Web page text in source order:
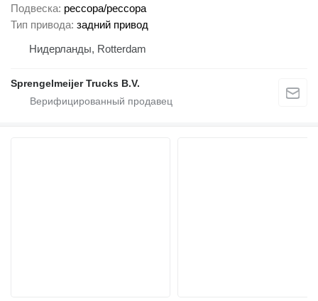
Подвеска рессора/рессора
Тип привода задний привод
Нидерланды, Rotterdam
Sprengelmeijer Trucks B.V.